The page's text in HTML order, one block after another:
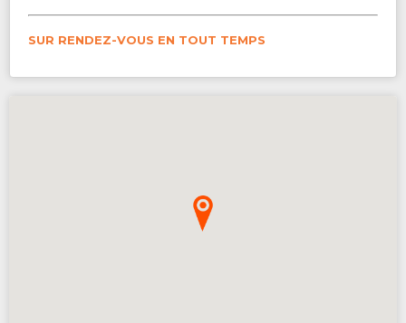
SUR RENDEZ-VOUS EN TOUT TEMPS